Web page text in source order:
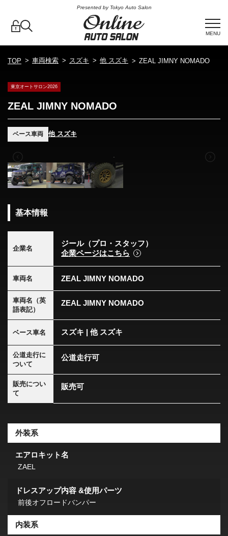
Presented by Tokyo Auto Salon
MENU
TOP 車両検索 スズキ 他 スズキ ZEAL JIMNY NOMADO
東京オートサロン2026
ZEAL JIMNY NOMADO
ベース車両 他 スズキ
基本情報
企業名
ジール（プロ・スタッフ）
企業ページはこちら
車両名 ZEAL JIMNY NOMADO
車両名（英
語表記）
ZEAL JIMNY NOMADO
ベース車名 スズキ | 他 スズキ
公道走行に
ついて
公道走行可
販売につい
て
販売可
外装系
エアロキット名
ZAEL
ドレスアップ内容 &使用パーツ
前後オフロードバンパー
内装系